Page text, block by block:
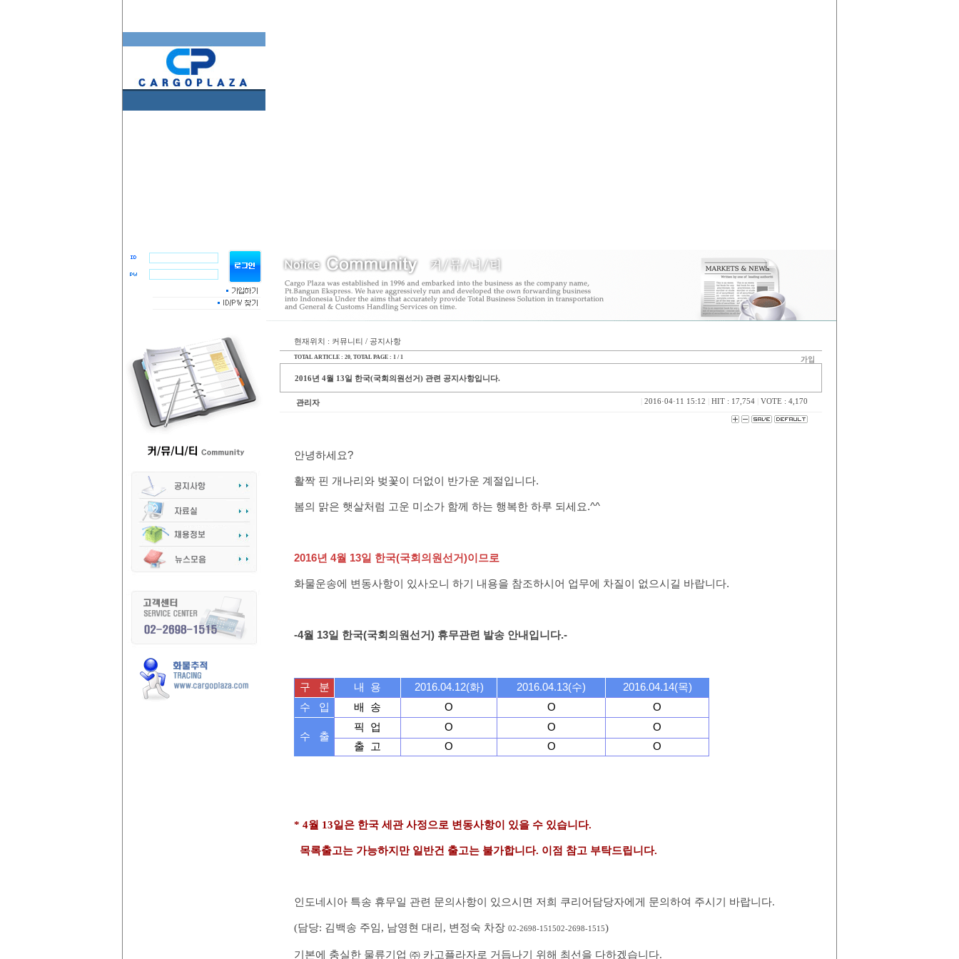
현재위치 : 커뮤니티 / 공지사항
TOTAL ARTICLE : 20 , TOTAL PAGE : 1 / 1
2016년 4월 13일 한국(국회의원선거) 관련 공지사항입니다.
관리자 2016·04·11 15:12 HIT : 17,754 VOTE : 4,170
안녕하세요?
활짝 핀 개나리와 벚꽃이 더없이 반가운 계절입니다.
봄의 맑은 햇살처럼 고운 미소가 함께 하는 행복한 하루 되세요.^^
2016년 4월 13일 한국(국회의원선거)이므로
화물운송에 변동사항이 있사오니 하기 내용을 참조하시어 업무에 차질이 없으시길 바랍니다.
-4월 13일 한국(국회의원선거) 휴무관련 발송 안내입니다.-
구 분 내 용 2016.04.12(화) 2016.04.13(수)
2016.04.14(목)
수 입
배 송 O O O
수 출
픽 업 O O
O
출 고
O O O
* 4월 13일은 한국 세관 사정으로 변동사항이 있을 수 있습니다.
목록출고는 가능하지만 일반건 출고는 불가합니다. 이점 참고 부탁드립니다.
인도네시아 특송 휴무일 관련 문의사항이 있으시면 저희 쿠리어담당자에게 문의하여 주시기 바랍니다.
(담당: 김백송 주임, 남영현 대리 , 변정숙 차장 02-2698-151502-2698-1515)
기본에 충실한 물류기업 ㈜ 카고플라자로 거듭나기 위해 최선을 다하겠습니다.